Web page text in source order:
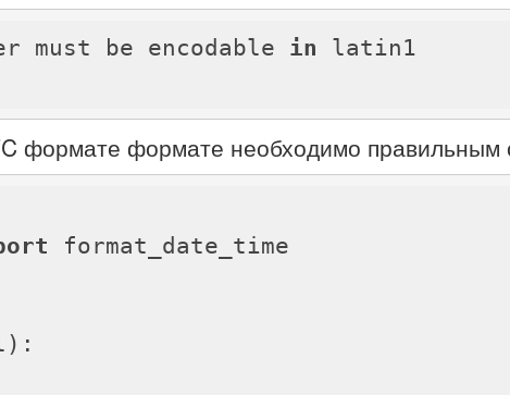
must be encodable
in latin1
формате формате необходимо правильным
format_date_time
: